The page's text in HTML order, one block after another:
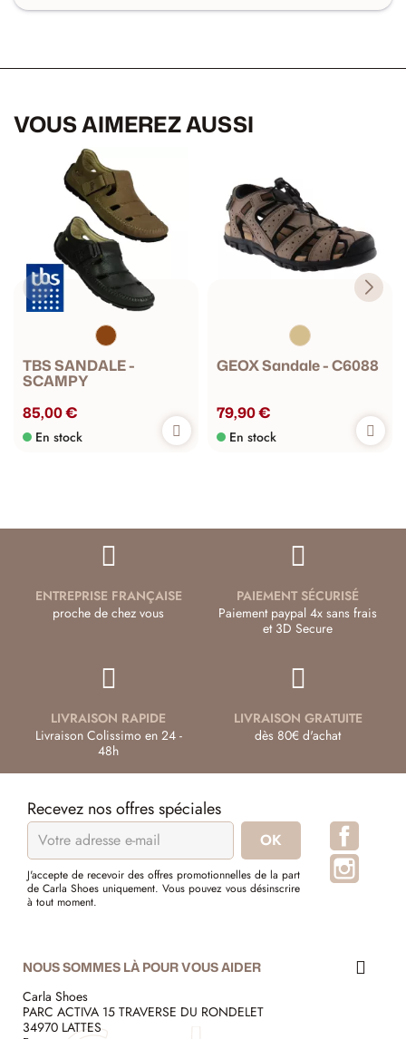
VOUS AIMEREZ AUSSI
TBS SANDALE -
SCAMPY
85,00 €
En stock
GEOX Sandale - C6088
79,90 €
En stock
ENTREPRISE FRANÇAISE
proche de chez vous
PAIEMENT SÉCURISÉ
Paiement paypal 4x sans frais
et 3D Secure
LIVRAISON RAPIDE
Livraison Colissimo en 24 -
48h
LIVRAISON GRATUITE
dès 80€ d'achat
Recevez nos offres spéciales
J'accepte de recevoir des offres promotionnelles de la part
de Carla Shoes uniquement. Vous pouvez vous désinscrire
à tout moment.
NOUS SOMMES LÀ POUR VOUS AIDER
Carla Shoes
PARC ACTIVA 15 TRAVERSE DU RONDELET
34970 LATTES